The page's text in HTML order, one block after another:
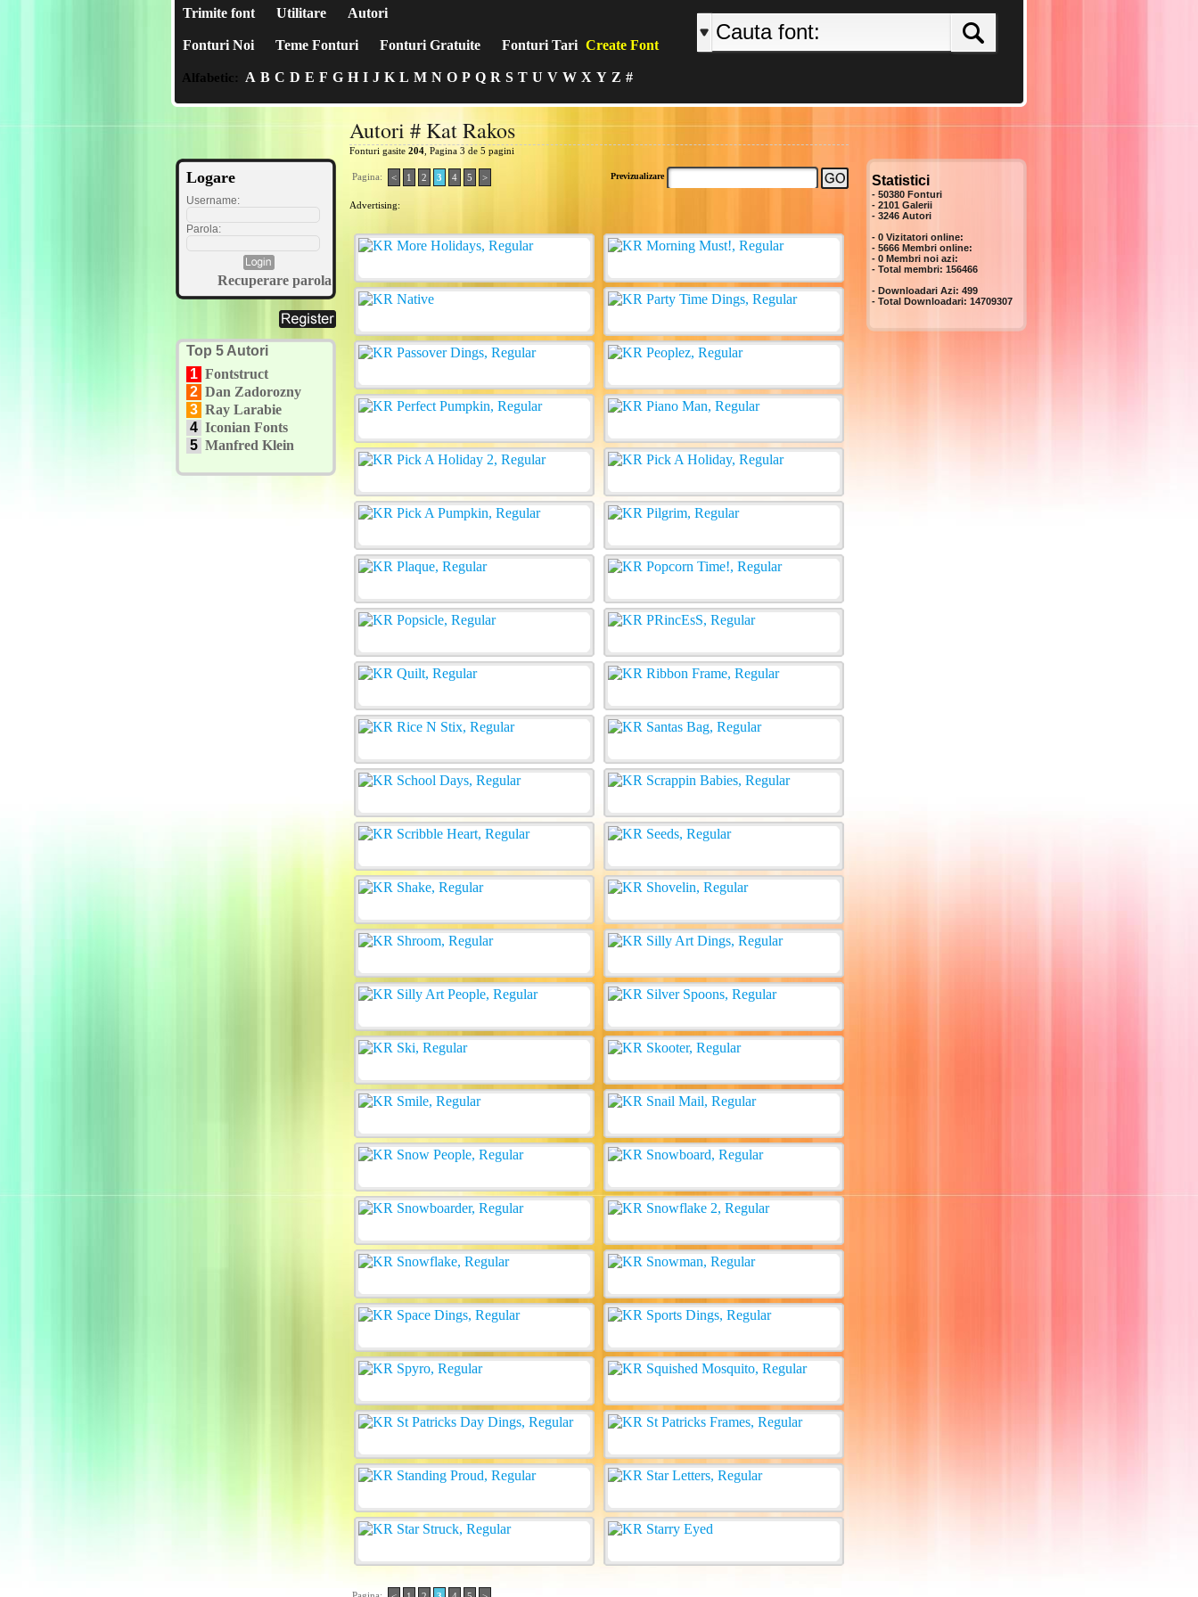
Trimite font Utilitare Autori
Fonturi Noi Teme Fonturi Fonturi Gratuite Fonturi Tari Create Font
Alfabetic: A B C D E F G H I J K L M N O P Q R S T U V W X Y Z #
Logare
Username:
Parola:
Recuperare parola
Top 5 Autori
1 Fontstruct
2 Dan Zadorozny
3 Ray Larabie
4 Iconian Fonts
5 Manfred Klein
Autori # Kat Rakos
Fonturi gasite 204 , Pagina 3 de 5 pagini
Pagina: < 1 2 3 4 5 > Previzualizare
Advertising:
Statistici
- 50380 Fonturi
- 2101 Galerii
- 3246 Autori
- 0 Vizitatori online:
- 5666 Membri online:
- 0 Membri noi azi:
- Total membri: 156466
- Downloadari Azi: 499
- Total Downloadari: 14709307